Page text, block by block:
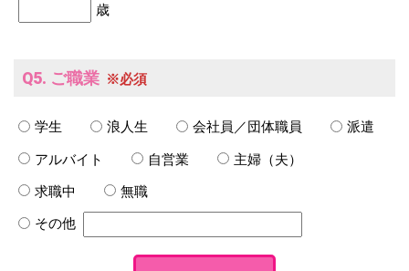
歳
Q5. ご職業 ※必須
学生 浪人生 会社員／団体職員
派遣
アルバイト
自営業
主婦（夫）
求職中
無職
その他